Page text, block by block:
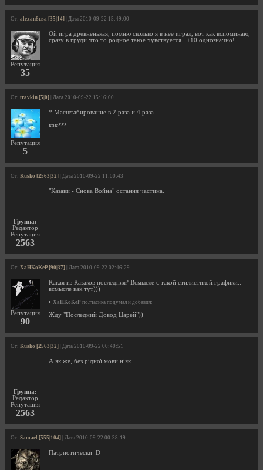
От: alexan8usa [35|14] | Дата 2010-09-22 15:49:00
Репутация
35
Ой игра древненькая, помню сколько я в неё играл, вот как вспоминаю,
сразу в груди что то родное такое чувствуется...+10 однозначно!
От: travkin [5|0] | Дата 2010-09-22 15:16:00
Репутация
5
* Масштабирование в 2 раза и 4 раза
как???
От: Kusko [2563|32] | Дата 2010-09-22 11:00:43
Группа:
Редактор
Репутация
2563
"Казаки - Снова Война" остання частина.
От: XaHKoKeP [90|37] | Дата 2010-09-22 02:46:29
Репутация
90
Какая из Казаков последняя? Всмысле с такой стилистикой графики..
всмысле как тут)))
• XaHKoKeP полчасика подумал и добавил:
Жду "Последний Довод Царей"))
От: Kusko [2563|32] | Дата 2010-09-22 00:40:51
Группа:
Редактор
Репутация
2563
А як же, без рідної мови ніяк.
От: Samael [555|104] | Дата 2010-09-22 00:38:19
Патриотически :D